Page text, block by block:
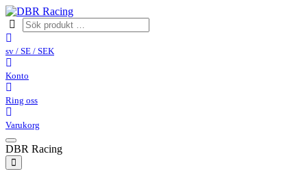
sv / SE / SEK
Konto
Ring oss
Varukorg
DBR Racing